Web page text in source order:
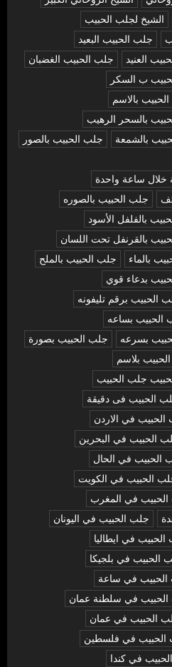
الشيخ لجلب الحبيب
جلب الحبيب البعيد
العنيد
جلب الحبيب الغضبان
ب السكر
بالاسم
بالسحر الرهيب
بالشمعة
جلب الحبيب بالصور
خلال ساعة واحدة
جلب الحبيب بالصوره
بالفلفل الأسود
بالقرنفل تحت اللسان
بالماء
جلب الحبيب بالملح
بدعاء قوي
الحبيب برقم تليفونه
الحبيب بساعه
بسرعه
جلب الحبيب بصورة
بلاسم
جلب الحبيب
الحبيب فى دقيقة
في الاردن
الحبيب في البحرين
الحبيب في الحال
الحبيب في الكويت
في المغرب
جلب الحبيب في اليونان
في ايطاليا
الحبيب في بلجيكا
في ساعة
في سلطنة عمان
الحبيب في عمان
الحبيب في فلسطين
في كندا